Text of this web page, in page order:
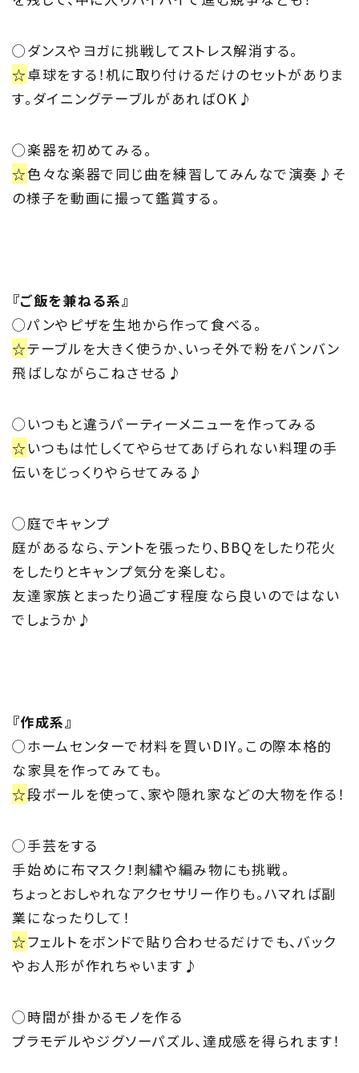
◯ダンスやヨガに挑戦してストレス解消する。
☆卓球をする！机に取り付けるだけのセットがありま
す。ダイニングテーブルがあればOK♪
◯楽器を初めてみる。
☆色々な楽器で同じ曲を練習してみんなで演奏♪そ
の様子を動画に撮って鑑賞する。
『ご飯を兼ねる系』
◯パンやピザを生地から作って食べる。
☆テーブルを大きく使うか、いっそ外で粉をバンバン
飛ばしながらこねさせる♪
◯いつもと違うパーティーメニューを作ってみる
☆いつもは忙しくてやらせてあげられない料理の手
伝いをじっくりやらせてみる♪
◯庭でキャンプ
庭があるなら、テントを張ったり、BBQをしたり花火
をしたりとキャンプ気分を楽しむ。
友達家族とまったり過ごす程度なら良いのではない
でしょうか♪
『作成系』
◯ホームセンターで材料を買いDIY。この際本格的
な家具を作ってみても。
☆段ボールを使って、家や隠れ家などの大物を作る！
◯手芸をする
手始めに布マスク！刺繍や編み物にも挑戦。
ちょっとおしゃれなアクセサリー作りも。ハマれば副
業になったりして！
☆フェルトをボンドで貼り合わせるだけでも、バック
やお人形が作れちゃいます♪
◯時間が掛かるモノを作る
プラモデルやジグソーパズル、達成感を得られます！